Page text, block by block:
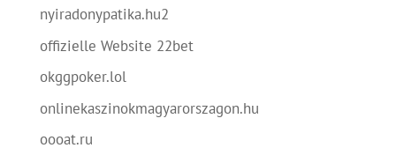
nyiradonypatika.hu2
offizielle Website 22bet
okggpoker.lol
onlinekaszinokmagyarorszagon.hu
oooat.ru